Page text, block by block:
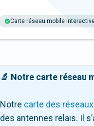
Carte réseau mobile
🔬 Notre carte réseau
Notre carte des
des antennes relais. Il